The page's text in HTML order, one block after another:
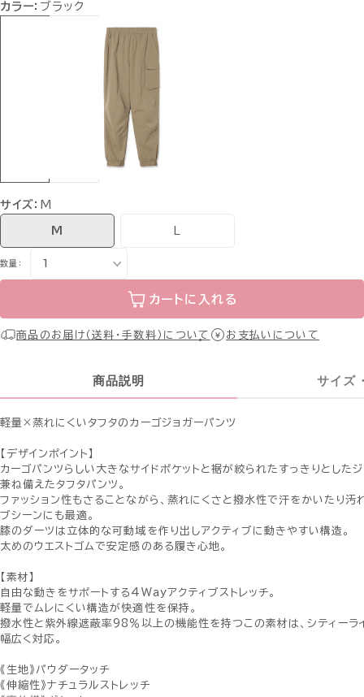
カラー： ブラック
サイズ： M
M
数量：
カートに入れる
商品のお届け（送料・手数料）について お支払いについて
商品説明 サイズ
軽量×蒸れにくいタフタのカーゴジョガーパンツ
【デザインポイント】
カーゴパンツらしい大きなサイドポケットと裾が絞られたすっきりとした
兼ね備えたタフタパンツ。
ファッション性もさることながら、蒸れにくさと撥水性で汗をかいたり汚
ブシーンにも最適。
膝のダーツは立体的な可動域を作り出しアクティブに動きやすい構造。
太めのウエストゴムで安定感のある履き心地。
【素材】
自由な動きをサポートする4Wayアクティブストレッチ。
軽量でムレにくい構造が快適性を保持。
撥水性と紫外線遮蔽率98％以上の機能性を持つこの素材は、シティーラ
幅広く対応。
《生地》パウダータッチ
《伸縮性》ナチュラルストレッチ